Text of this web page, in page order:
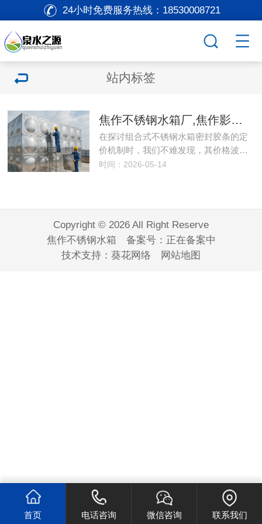
24小时免费服务热线： 18530008721
站内标签
焦作不锈钢水箱厂,焦作影响组合式不锈钢
在探讨组合式不锈钢水箱密封胶条的定
价机制时，我们不难发现，其价格波…
时间：2026-05-14
Copyright © 2026 All Right Reserve
焦作不锈钢水箱 备案号： 正在备案中
技术支持： 葵花网络 网站地图
首页 电话咨询 微信咨询 联系我们